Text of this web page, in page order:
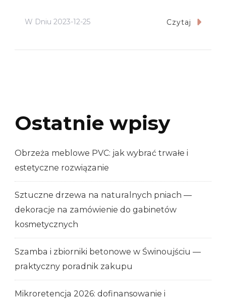
W Dniu 2023-12-25 Czytaj
Ostatnie wpisy
Obrzeża meblowe PVC: jak wybrać trwałe i
estetyczne rozwiązanie
Sztuczne drzewa na naturalnych pniach —
dekoracje na zamówienie do gabinetów
kosmetycznych
Szamba i zbiorniki betonowe w Świnoujściu —
praktyczny poradnik zakupu
Mikroretencja 2026: dofinansowanie i